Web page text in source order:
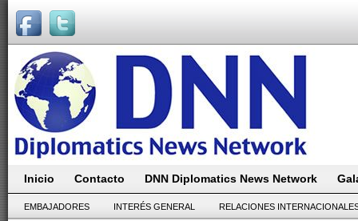
Inicio Contacto DNN Diplomatics News Network
EMBAJADORES INTERÉS GENERAL RELACIONES